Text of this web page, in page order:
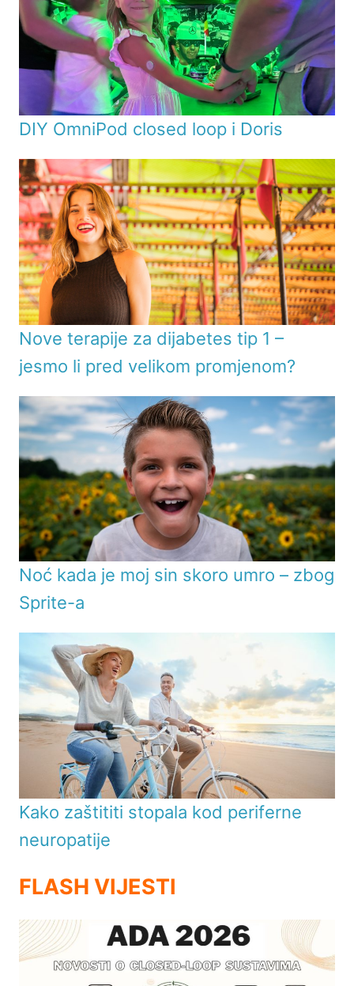
DIY OmniPod closed loop i Doris
Nove terapije za dijabetes tip 1 –
jesmo li pred velikom promjenom?
Noć kada je moj sin skoro umro – zbog
Sprite-a
Kako zaštititi stopala kod periferne
neuropatije
FLASH VIJESTI